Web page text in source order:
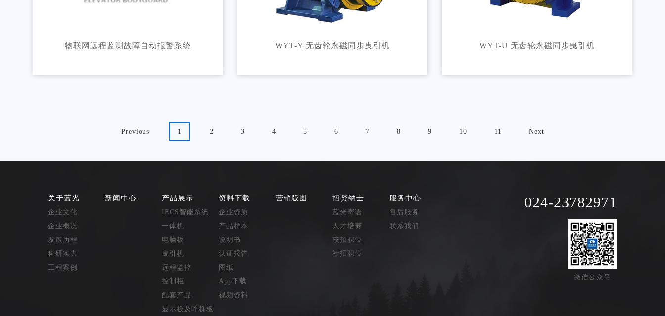
物联网远程监测故障自动报警系统 WYT-Y 无齿轮永磁同步曳引机 WYT-U 无齿轮永磁同步曳引机
Previous 1 2 3 4 5 6 7 8 9 10 11 Next
关于蓝光
企业文化
企业概况
发展历程
科研实力
工程案例
新闻中心 产品展示
IECS智能系统
一体机
电脑板
曳引机
远程监控
控制柜
配套产品
显示板及呼梯板
资料下载
企业资质
产品样本
说明书
认证报告
图纸
App下载
视频资料
营销版图 招贤纳士
蓝光寄语
人才培养
校招职位
社招职位
服务中心
售后服务
联系我们
024-23782971
微信公众号